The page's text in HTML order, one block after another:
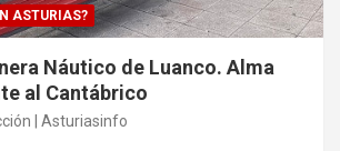
ASTURIAS?
Náutico de Luanco. Alma
al Cantábrico
| Asturiasinfo